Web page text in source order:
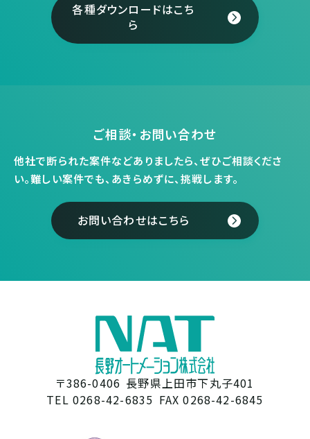
各種ダウンロードはこち
ら
ご相談・お問い合わせ
他社で断られた案件などありましたら、ぜひご相談くださ
い。難しい案件でも、あきらめずに、挑戦します。
お問い合わせはこちら
〒386-0406 長野県上田市下丸子401
TEL 0268-42-6835 FAX 0268-42-6845